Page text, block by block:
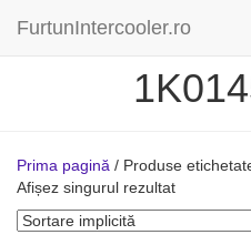
FurtunIntercooler.ro
Prima pagină / Produse
Afișez singurul rezultat